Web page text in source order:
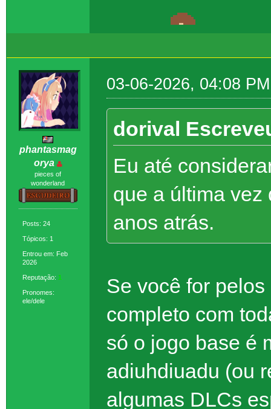
phantasmag
orya
pieces of
wonderland
Posts: 24
Tópicos: 1
Entrou em: Feb
2026
Reputação: 1
Pronomes:
ele/dele
03-06-2026, 04:08 PM
dorival
Eu até
que a última vez
anos atrás.
Se você for
completo com
só o jogo base é
adiuhdiuadu (ou
algumas DLCs